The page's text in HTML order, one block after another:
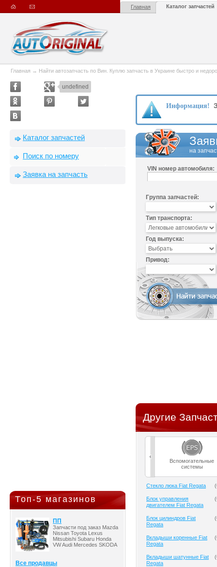
Главная Каталог запчастей
Главная → Найти автозапчасть по Вин. Куплю запчасть в Украине быстро и
undefined
Каталог запчастей
Поиск по номеру
Заявка на запчасть
Топ-5 магазинов
ПП
Запчасти под заказ Mazda
Nissan Toyota Lexus
Mitsubishi Subaru Honda
VW Audi Mercedes SKODA
Все продавцы
Информация!
на
VIN номер автомобиля:
Группа запчастей:
Тип транспорта:
Год выпуска:
Привод:
Другие
Вспомогательные
системы
Cтекло люка Fiat Regata (
Блок управления
двигателем Fiat Regata
(
Блок цилиндров Fiat
Regata
(
Вкладыши коренные Fiat
Regata
(
Вкладыши шатунные Fiat
Regata
(